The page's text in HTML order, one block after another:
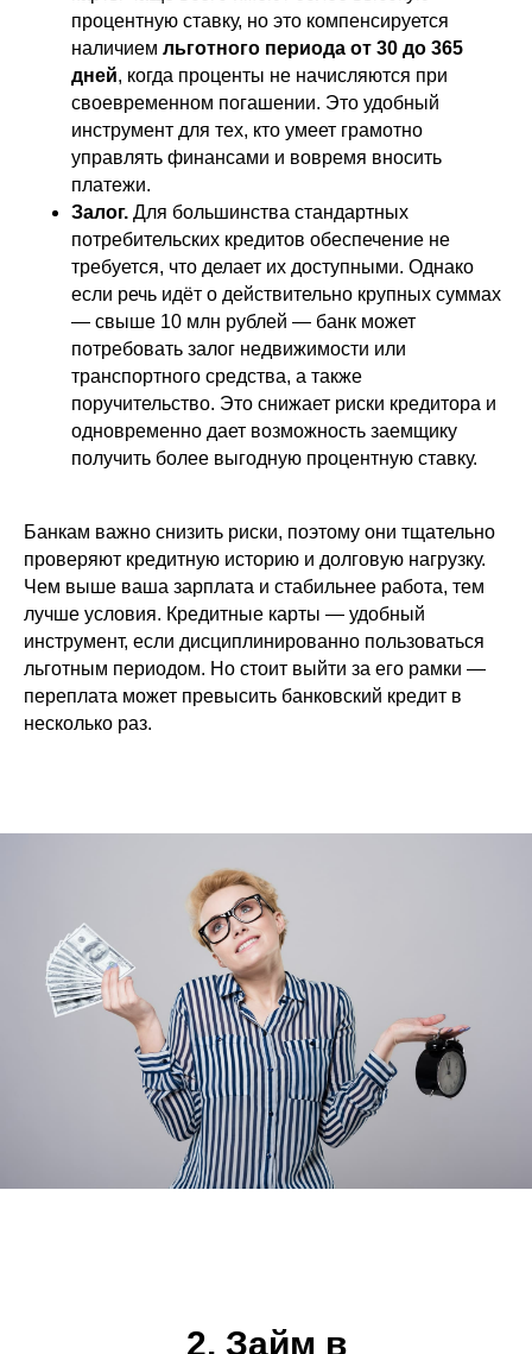
процентную ставку, но это компенсируется
наличием льготного периода от 30 до 365
дней, когда проценты не начисляются при
своевременном погашении. Это удобный
инструмент для тех, кто умеет грамотно
управлять финансами и вовремя вносить
платежи.
Залог. Для большинства стандартных
потребительских кредитов обеспечение не
требуется, что делает их доступными. Однако
если речь идёт о действительно крупных суммах
— свыше 10 млн рублей — банк может
потребовать залог недвижимости или
транспортного средства, а также
поручительство. Это снижает риски кредитора и
одновременно дает возможность заемщику
получить более выгодную процентную ставку.
Банкам важно снизить риски, поэтому они тщательно
проверяют кредитную историю и долговую нагрузку.
Чем выше ваша зарплата и стабильнее работа, тем
лучше условия. Кредитные карты — удобный
инструмент, если дисциплинированно пользоваться
льготным периодом. Но стоит выйти за его рамки —
переплата может превысить банковский кредит в
несколько раз.
2. Займ в